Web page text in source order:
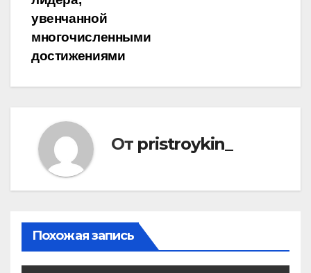
увенчанной
многочисленными
достижениями
От pristroykin_
Похожая запись